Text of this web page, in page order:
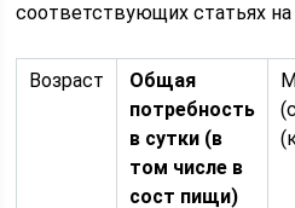
соответствующих статьях на
Возраст
Общая
потребность
в сутки (в
том числе в
сост пищи)